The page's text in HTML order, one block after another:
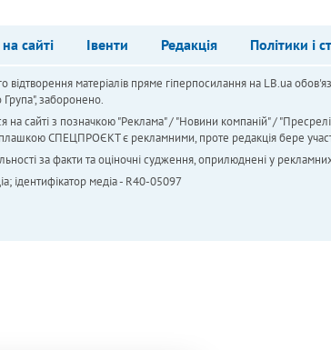
сайті Івенти Редакція Політики і
відтворення матеріалів пряме гіперпосилання на LB.ua
заборонено.
на сайті з позначкою "Реклама" / "Новини компаній" /
СПЕЦПРОЄКТ є рекламними, проте редакція бере
за факти та оціночні судження, оприлюднені у
ідентифікатор медіа - R40-05097